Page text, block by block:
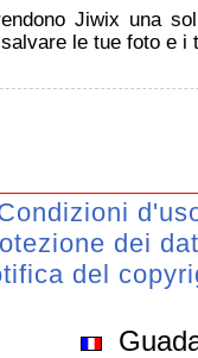
Jiwix una
le tue foto e i
dei
del